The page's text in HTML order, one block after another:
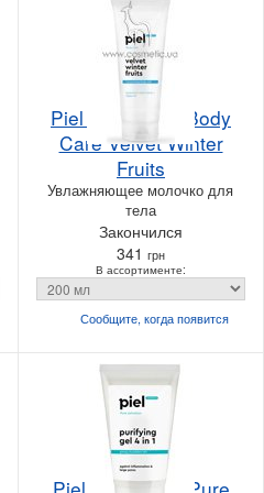
Piel Cosmetics Body
Care Velvet Winter
Fruits
Увлажняющее молочко для
тела
Закончился
341 грн
В ассортименте:
Сообщите, когдапоявится
Piel Cosmetics Pure